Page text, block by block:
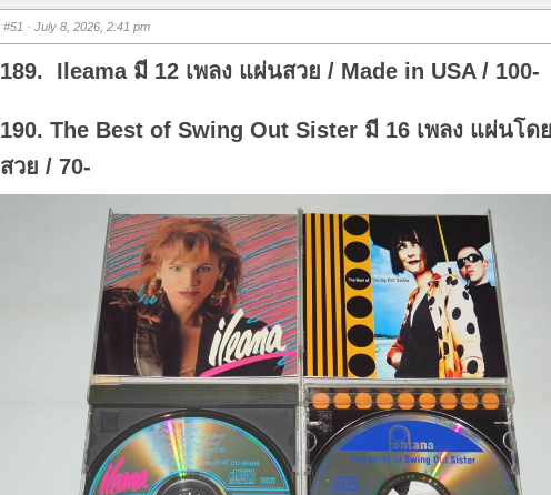
#51 · July 8, 2026, 2:41 pm
189. Ileama มี 12 เพลง แผ่นสวย / Made in USA / 100-
190. The Best of Swing Out Sister มี 16 เพลง แผ่นโด
สวย / 70-